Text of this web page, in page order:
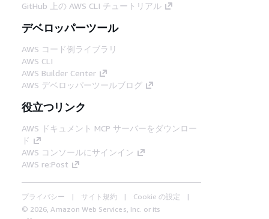
GitHub 上の AWS CLI チュートリアル
デベロッパーツール
AWS コード例ライブラリ
AWS CLI
AWS Builder Center
AWS デベロッパーツールブログ
役立つリンク
AWS ドキュメント MCP サーバーをダウンロー
ド
AWS コンソールにサインイン
AWS re:Post
プライバシー サイト規約
Cookie の設定
© 2026, Amazon Web Services, Inc. or its